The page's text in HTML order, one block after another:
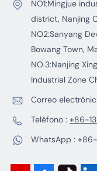
NO1:Mingjue
district, Nanjing
NO2:Sanyang
Bowang Town,
NO.3:Nanjing
Industrial Zone
Correo
Teléfono : +86-
WhatsApp :